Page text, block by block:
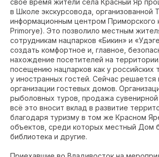
своё время жители села Красный Яр
в Школе экскурсовода, организованной
информационным центром Приморского
Primorye). Это позволило местным
сотрудникам нацпарков «Бикин» и
создать комфортное и, главное,
нахождение посетителей на
посещению нацпарков как у российских
у иностранных гостей. Сейчас решается
организации гостевых домов.
рыболовных туров, продажа
всё это вносит вклад в развитие
благодаря туризму в том же Красном
объектов, среди которых местный Дом
библиотека и другие.